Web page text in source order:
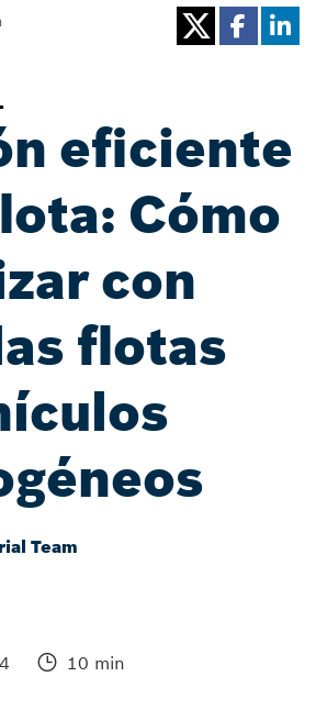
eficiente
Cómo
con
flotas
Team
10 min